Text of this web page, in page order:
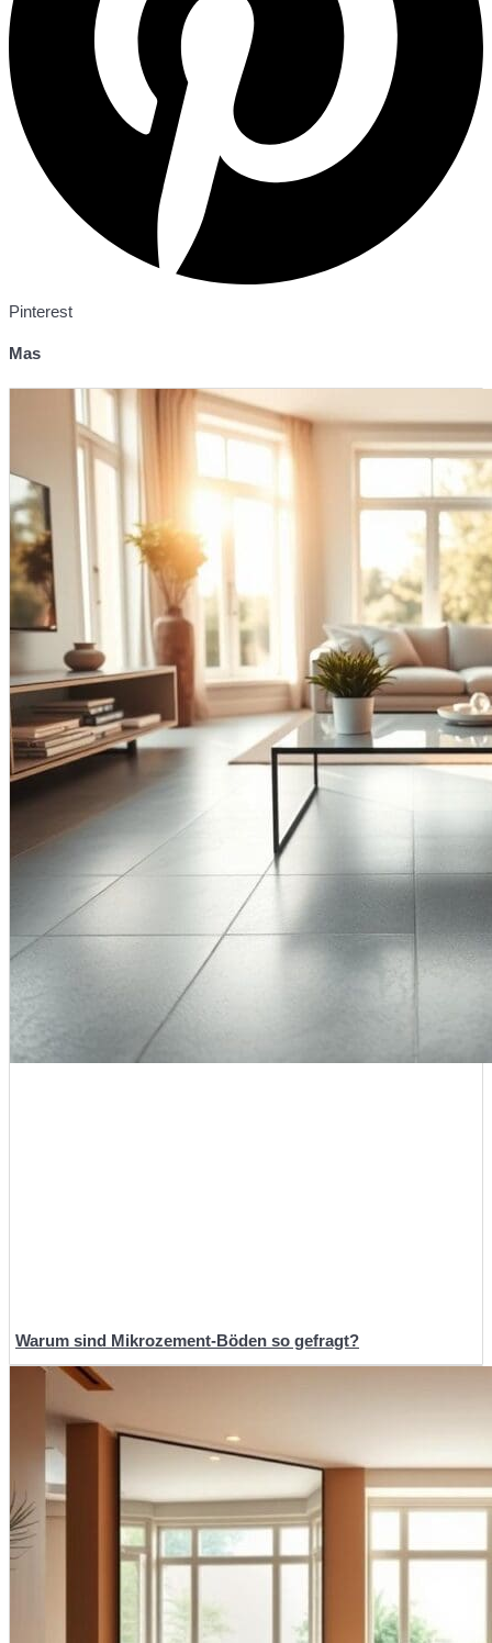
Pinterest
Mas
Warum sind Mikrozement-Böden so gefragt?